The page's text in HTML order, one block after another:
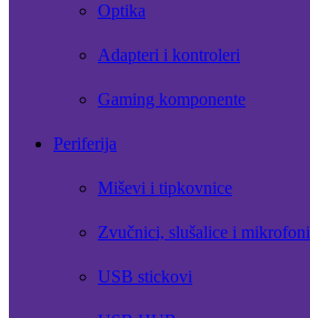
Optika
Adapteri i kontroleri
Gaming komponente
Periferija
Miševi i tipkovnice
Zvučnici, slušalice i mikrofoni
USB stickovi